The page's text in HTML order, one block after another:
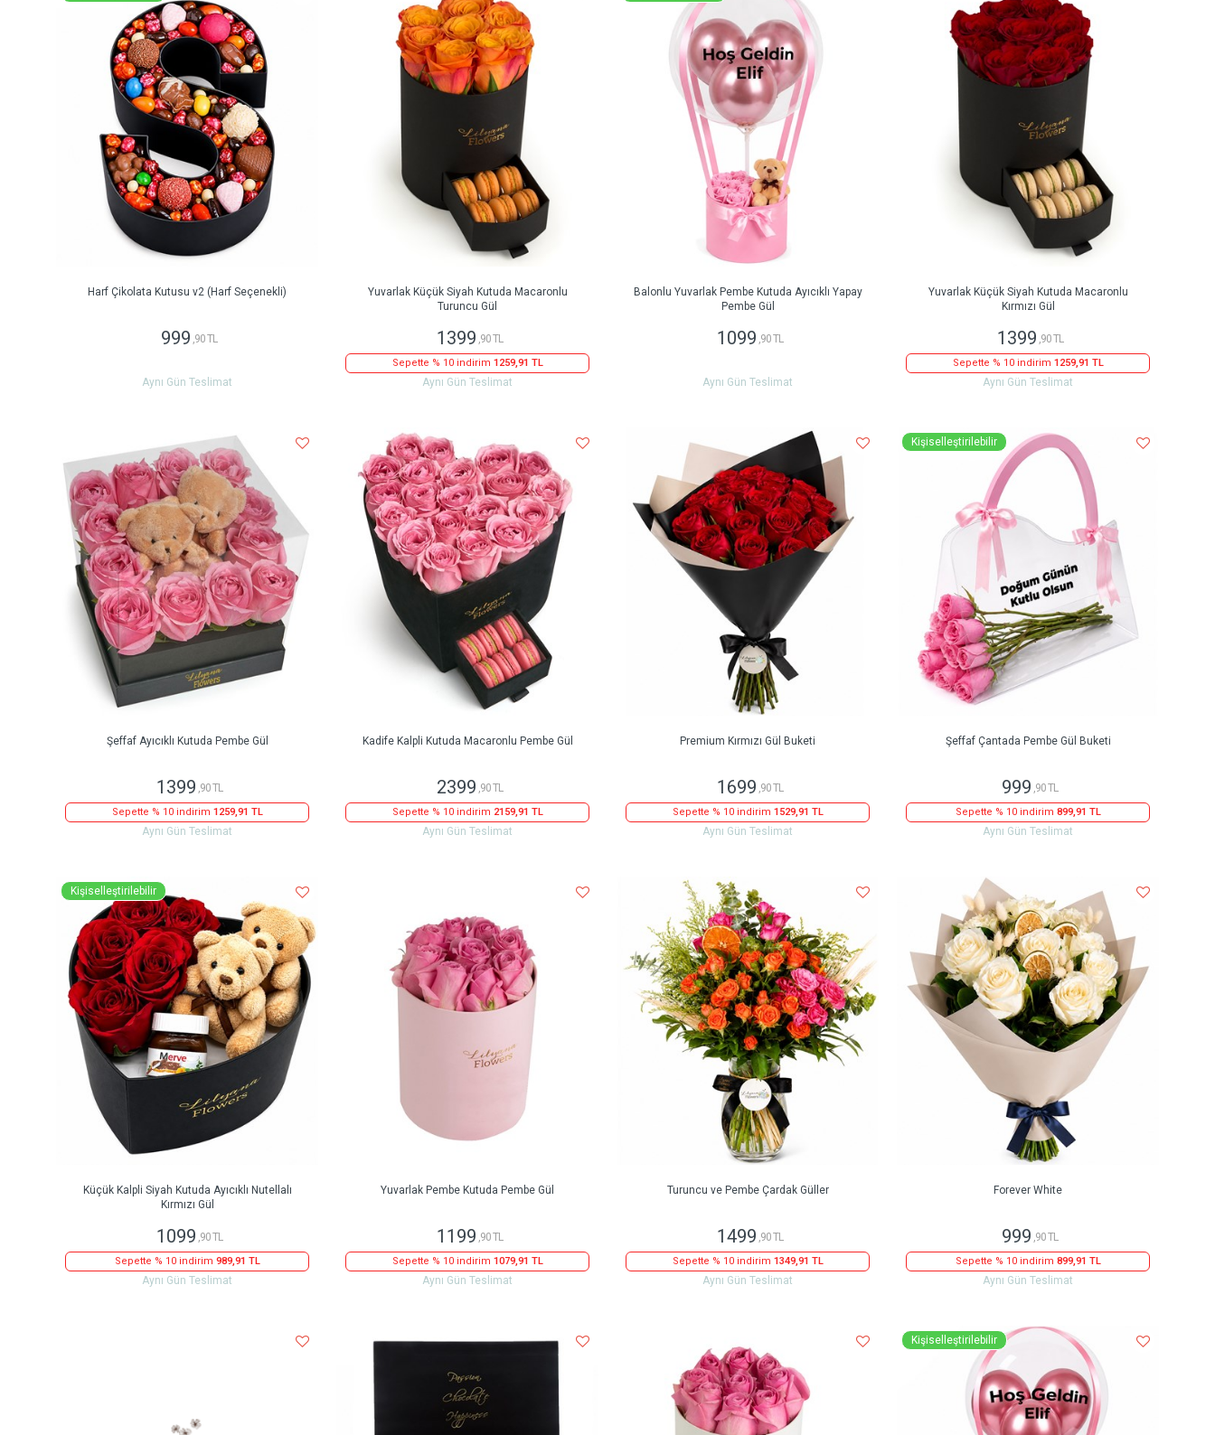
Harf Çikolata Kutusu v2 (Harf Seçenekli)
999 ,90 TL
Aynı Gün Teslimat
Yuvarlak Küçük Siyah Kutuda Macaronlu
Turuncu Gül
1399 ,90 TL
Sepette % 10 indirim 1259,91 TL
Aynı Gün Teslimat
Balonlu Yuvarlak Pembe Kutuda Ayıcıklı Yapay
Pembe Gül
1099 ,90 TL
Aynı Gün Teslimat
Yuvarlak Küçük Siyah Kutuda Macaronlu
Kırmızı Gül
1399 ,90 TL
Sepette % 10 indirim 1259,91 TL
Aynı Gün Teslimat
Şeffaf Ayıcıklı Kutuda Pembe Gül
1399 ,90 TL
Sepette % 10 indirim 1259,91 TL
Aynı Gün Teslimat
Kadife Kalpli Kutuda Macaronlu Pembe Gül
2399 ,90 TL
Sepette % 10 indirim 2159,91 TL
Aynı Gün Teslimat
Premium Kırmızı Gül Buketi
1699 ,90 TL
Sepette % 10 indirim 1529,91 TL
Aynı Gün Teslimat
Kişiselleştirilebilir
Şeffaf Çantada Pembe Gül Buketi
999 ,90 TL
Sepette % 10 indirim 899,91 TL
Aynı Gün Teslimat
Kişiselleştirilebilir
Küçük Kalpli Siyah Kutuda Ayıcıklı Nutellalı
Kırmızı Gül
1099 ,90 TL
Sepette % 10 indirim 989,91 TL
Aynı Gün Teslimat
Yuvarlak Pembe Kutuda Pembe Gül
1199 ,90 TL
Sepette % 10 indirim 1079,91 TL
Aynı Gün Teslimat
Turuncu ve Pembe Çardak Güller
1499 ,90 TL
Sepette % 10 indirim 1349,91 TL
Aynı Gün Teslimat
Forever White
999 ,90 TL
Sepette % 10 indirim 899,91 TL
Aynı Gün Teslimat
Kişiselleştirilebilir